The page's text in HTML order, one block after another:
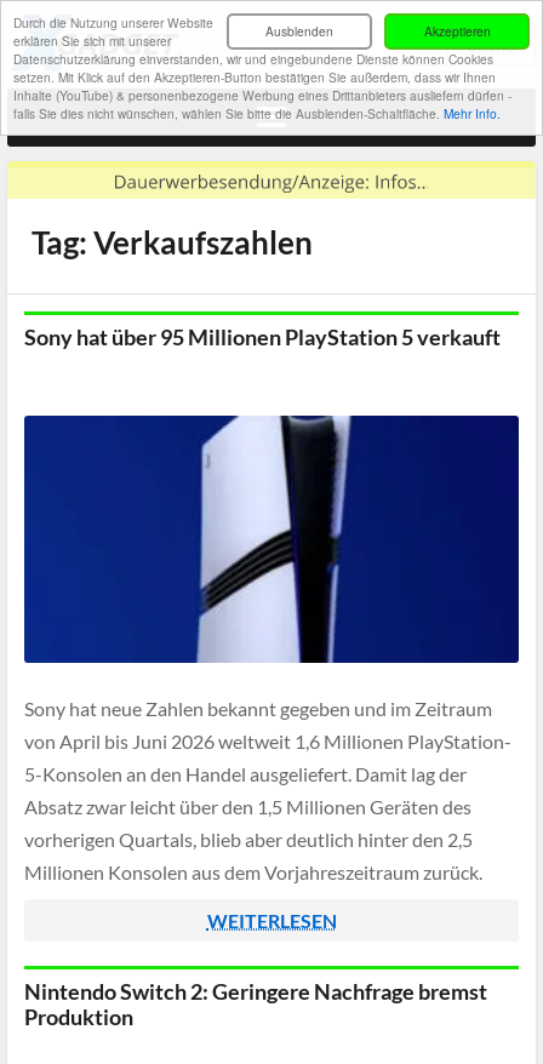
Akzeptieren
Ausblenden
Durch die Nutzung unserer Website
erklären Sie sich mit unserer
Datenschutzerklärung einverstanden, wir und eingebundene Dienste können Cookies
setzen. Mit Klick auf den Akzeptieren-Button bestätigen Sie außerdem, dass wir Ihnen
Inhalte (YouTube) & personenbezogene Werbung eines Drittanbieters ausliefern dürfen -
falls Sie dies nicht wünschen, wählen Sie bitte die Ausblenden-Schaltfläche. Mehr Info.
Tag: Verkaufszahlen
Sony hat über 95 Millionen PlayStation 5 verkauft
Sony hat neue Zahlen bekannt gegeben und im Zeitraum
von April bis Juni 2026 weltweit 1,6 Millionen PlayStation-
5-Konsolen an den Handel ausgeliefert. Damit lag der
Absatz zwar leicht über den 1,5 Millionen Geräten des
vorherigen Quartals, blieb aber deutlich hinter den 2,5
Millionen Konsolen aus dem Vorjahreszeitraum zurück.
WEITERLESEN
Nintendo Switch 2: Geringere Nachfrage bremst
Produktion